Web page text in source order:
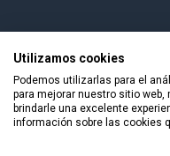
Utilizamos cookies
Podemos utilizarlas para el
para mejorar nuestro sitio
brindarle una excelente
información sobre las cookies